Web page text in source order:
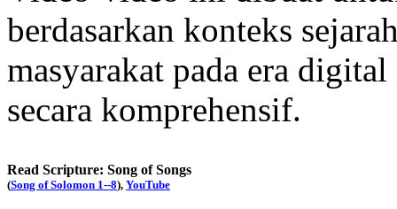
berdasarkan konteks
masyarakat pada era
secara komprehensif.
Read Scripture: Song of Songs
(Song of Solomon 1--8), YouTube